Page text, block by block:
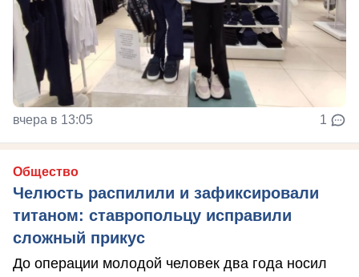
вчера в 13:05 1
Общество
Челюсть распилили и зафиксировали
титаном: ставропольцу исправили
сложный прикус
До операции молодой человек два года носил